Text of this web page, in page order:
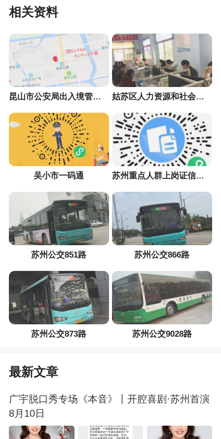
相关资料
昆山市公安局出入境管理大队 姑苏区人力资源和社会保障局
吴小市一码通 苏州重点人群上岗证信息采集小程序
苏州公交851路 苏州公交866路
苏州公交873路 苏州公交9028路
最新文章
广宇脱口秀专场《本音》丨开腔喜剧·苏州首演
8月10日